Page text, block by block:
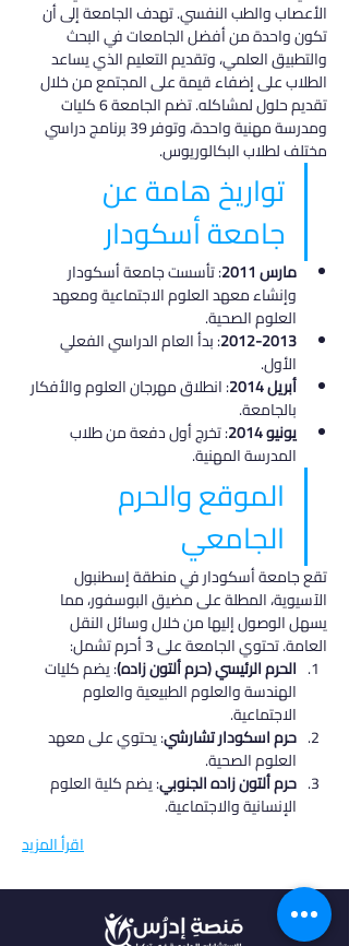
الأعصاب والطب النفسي. تهدف الجامعة إلى أن
تكون واحدة من أفضل الجامعات في البحث
والتطبيق العلمي، وتقديم التعليم الذي يساعد
الطلاب على إضفاء قيمة على المجتمع من خلال
تقديم حلول لمشاكله. تضم الجامعة 6 كليات
ومدرسة مهنية واحدة، وتوفر 39 برنامج دراسي
مختلف لطلاب البكالوريوس.
تواريخ هامة عن
جامعة أسكودار
مارس 2011
: تأسست جامعة أسكودار
وإنشاء معهد العلوم الاجتماعية ومعهد
العلوم الصحية.
2012-2013: بدأ العام الدراسي الفعلي
الأول.
أبريل 2014
: انطلاق مهرجان العلوم والأفكار
بالجامعة.
يونيو 2014
: تخرج أول دفعة من طلاب
المدرسة المهنية.
الموقع والحرم
الجامعي
تقع جامعة أسكودار في منطقة إسطنبول
الآسيوية، المطلة على مضيق البوسفور، مما
يسهل الوصول إليها من خلال وسائل النقل
العامة. تحتوي الجامعة على 3 أحرم تشمل:
الحرم الرئيسي (حرم ألتون زاده): يضم كليات
الهندسة والعلوم الطبيعية والعلوم
الاجتماعية.
حرم اسكودار تشارشي: يحتوي على معهد
العلوم الصحية.
حرم ألتون زاده الجنوبي: يضم كلية العلوم
الإنسانية والاجتماعية.
اقرأ المزيد